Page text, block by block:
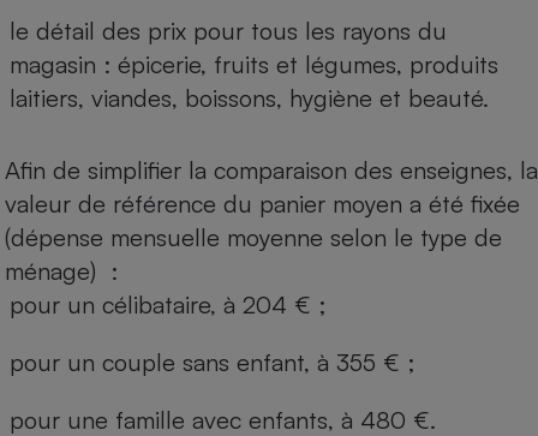
le détail des prix pour tous les rayons du
magasin : épicerie, fruits et légumes, produits
laitiers, viandes, boissons, hygiène et beauté.
Afin de simplifier la comparaison des enseignes, la
valeur de référence du panier moyen a été fixée
(dépense mensuelle moyenne selon le type de
ménage) :
pour un célibataire, à 204 € ;
pour un couple sans enfant, à 355 € ;
pour une famille avec enfants, à 480 €.